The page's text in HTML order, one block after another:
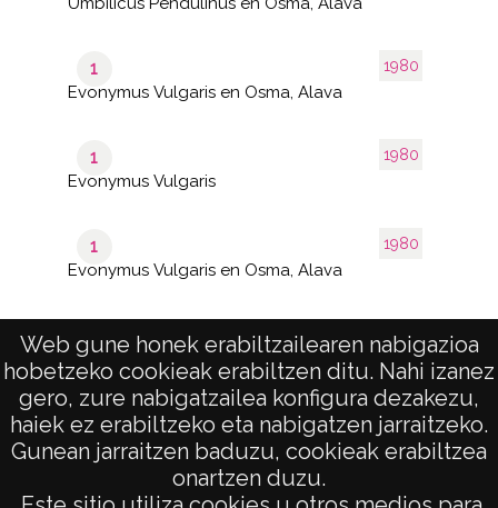
Web gune honek erabiltzailearen nabigazioa
hobetzeko cookieak erabiltzen ditu. Nahi izanez
gero, zure nabigatzailea konfigura dezakezu,
haiek ez erabiltzeko eta nabigatzen jarraitzeko.
Gunean jarraitzen baduzu, cookieak erabiltzea
onartzen duzu.
1980
1
Evonymus Vulgaris en Osma, Alava
1980
1
Evonymus Vulgaris
1980
1
Evonymus Vulgaris en Osma, Alava
de 1
páginas
1–23
de 23
results
AVISO LEGAL